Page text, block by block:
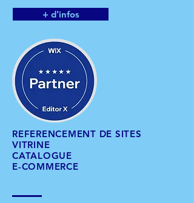
+ d'infos
REFERENCEMENT DE SITES
VITRINE
CATALOGUE
E-COMMERCE